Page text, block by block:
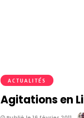
ACTUALITÉS
Agitations en